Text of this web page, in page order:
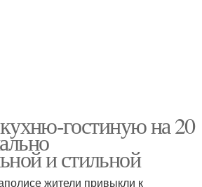
гостиную на 20
и стильной
жители привыкли к